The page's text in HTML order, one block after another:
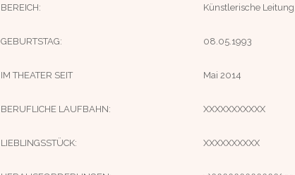
BEREICH: Künstlerische
GEBURTSTAG: 08.05.1993
IM THEATER SEIT Mai 2014
BERUFLICHE LAUFBAHN: XXXXXXXXXXX
LIEBLINGSSTÜCK: XXXXXXXXXX